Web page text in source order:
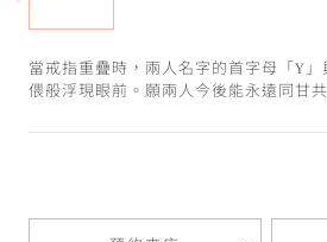
當戒指重疊時，兩人名字的首字母「Y
偎般浮現眼前。願兩人今後能永遠同甘